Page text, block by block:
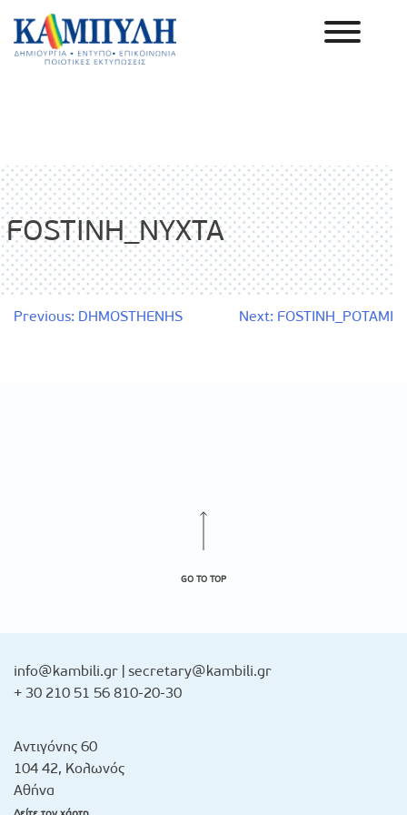
Skip
content
FOSTINH_NYXTA
Πλοήγηση
Previous: DHMOSTHENHS Next: FOSTINH_POTAMI
GO TO TOP
info@kambili.gr secretary@kambili.gr
+ 30 210 51 56 810-20-30
Αντιγόνης 60
104 42, Κολωνός
Αθήνα